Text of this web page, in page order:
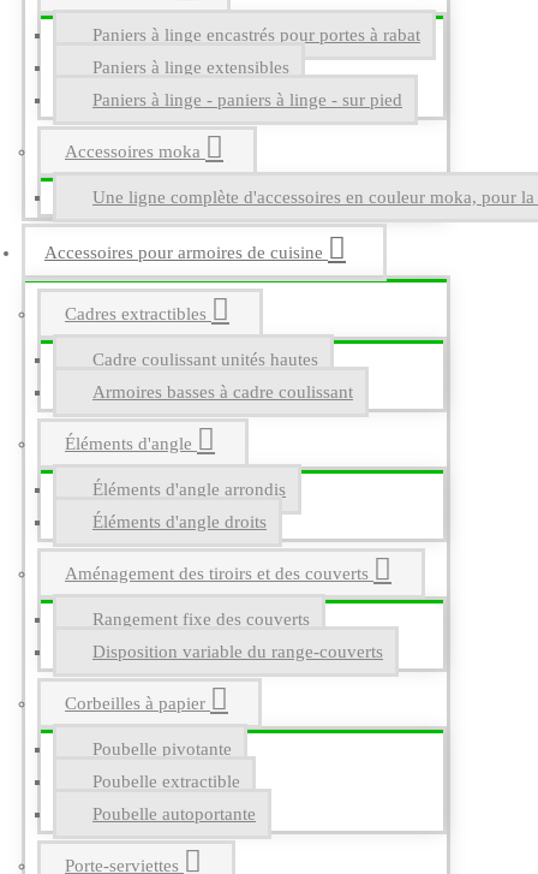
Paniers à linge encastrés pour portes à rabat
Paniers à linge extensibles
Paniers à linge - paniers à linge - sur pied
Accessoires moka
Une ligne complète d'accessoires en couleur moka, pour
Accessoires pour armoires de cuisine
Cadres extractibles
Cadre coulissant unités hautes
Armoires basses à cadre coulissant
Éléments d'angle
Éléments d'angle arrondis
Éléments d'angle droits
Aménagement des tiroirs et des couverts
Rangement fixe des couverts
Disposition variable du range-couverts
Corbeilles à papier
Poubelle pivotante
Poubelle extractible
Poubelle autoportante
Porte-serviettes